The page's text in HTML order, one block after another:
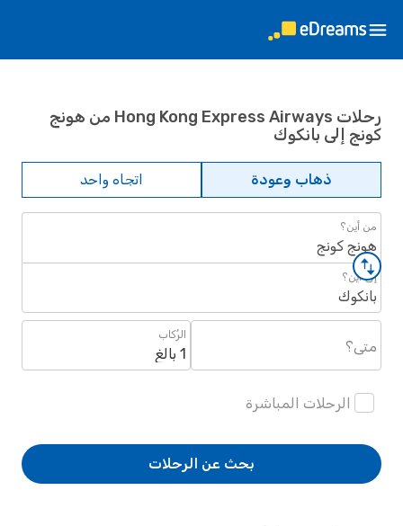
رحلات Hong Kong Express Airways من هونج
كونج إلى بانكوك
ذهاب وعودة اتجاه واحد
من أين؟
هونج كونج
إلى أين؟
بانكوك
متى؟
الرُكاب
1 بالغ
الرحلات المباشرة
بحث عن الرحلات